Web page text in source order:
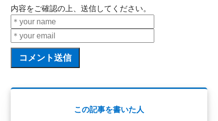
内容をご確認の上、送信してください。
この記事を書いた人